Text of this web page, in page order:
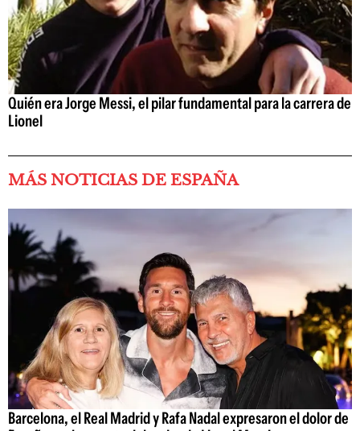
Quién era Jorge Messi, el pilar fundamental para la carrera de
Lionel
MÁS NOTICIAS DE ESPAÑA
Barcelona, el Real Madrid y Rafa Nadal expresaron el dolor de